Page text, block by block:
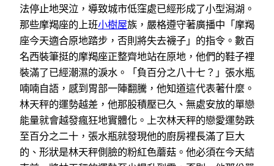
法停止地哭泣，導致城市低窪處已經形成了小型潟湖。
那些摩羯座的上班小樹屋族，嚴格遵守著廣播中「摩羯
座今天適合原地踏步，否則將失去襪子」的指令。數百
名西裝筆挺的摩羯座正整齊地站在原地，他們的鞋子裡
裝滿了已經潮濕的淚水。「負百分之八十七？」張水瓶
喃喃自語，感到胃部一陣翻騰，他知道這代表著什麼。
林天秤的運勢越差，他那股積壓已久、無處安放的單戀
能量就會越發瘋狂地實體化。上次林天秤的戀愛運勢跌
至百分之二十，張水瓶就發現他的廚房裡長滿了巨大
的、形狀是林天秤側臉的粉紅色蘑菇。他必須在今天結